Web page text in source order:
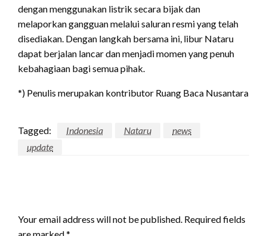
dengan menggunakan listrik secara bijak dan
melaporkan gangguan melalui saluran resmi yang telah
disediakan. Dengan langkah bersama ini, libur Nataru
dapat berjalan lancar dan menjadi momen yang penuh
kebahagiaan bagi semua pihak.
*) Penulis merupakan kontributor Ruang Baca Nusantara
Tagged: Indonesia Nataru
news
update
Your email address will not be published. Required fields